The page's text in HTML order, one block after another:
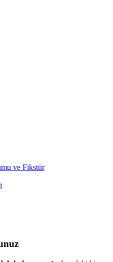
ve Fikstür